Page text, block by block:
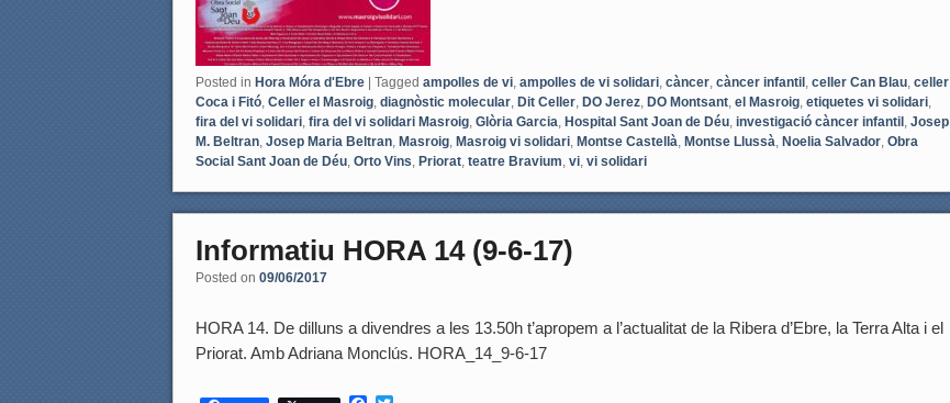
Posted in Hora Móra d'Ebre Tagged ampolles de vi, ampolles de vi solidari, càncer, càncer infantil , celler Can Blau, celler
Coca i Fitó, Celler el Masroig, diagnòstic molecular, Dit Celler, DO Jerez, DO Montsant, el Masroig, etiquetes vi solidari,
fira del vi solidari, fira del vi solidari Masroig, Glòria Garcia, Hospital Sant Joan de Déu, investigació càncer infantil , Josep
M. Beltran, Josep Maria Beltran, Masroig, Masroig vi solidari, Montse Castellà, Montse Llussà, Noelia Salvador, Obra
Social Sant Joan de Déu, Orto Vins, Priorat, teatre Bravium, vi, vi solidari
Informatiu HORA 14 (9-6-17)
Posted on 09/06/2017
HORA 14. De dilluns a divendres a les 13.50h t’apropem a l’actualitat de la Ribera d’Ebre, la Terra Alta i el
Priorat. Amb Adriana Monclús. HORA_14_9-6-17